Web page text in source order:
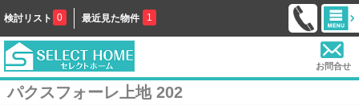
検討リスト 0 最近見た物件 1
お問合せ
パクスフォーレ上地 202